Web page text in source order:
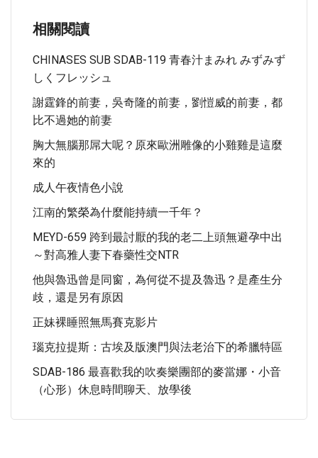
相關閱讀
CHINASES SUB SDAB-119 青春汁まみれ みずみず
しくフレッシュ
謝霆鋒的前妻，吳奇隆的前妻，劉愷威的前妻，都
比不過她的前妻
胸大無腦那屌大呢？原來歐洲雕像的小雞雞是這麼
來的
成人午夜情色小說
江南的繁榮為什麼能持續一千年？
MEYD-659 跨到最討厭的我的老二上頭無避孕中出
～對高雅人妻下春藥性交NTR
他與魯迅曾是同窗，為何從不提及魯迅？是產生分
歧，還是另有原因
正妹裸睡照無馬賽克影片
瑙克拉提斯：古埃及版澳門與法老治下的希臘特區
SDAB-186 最喜歡我的吹奏樂團部的麥當娜・小音
（心形）休息時間聊天、放學後